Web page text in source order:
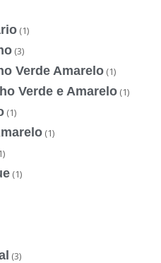
(1)
(3)
Verde Amarelo (1)
Verde e Amarelo (1)
(1)
(1)
(1)
(3)